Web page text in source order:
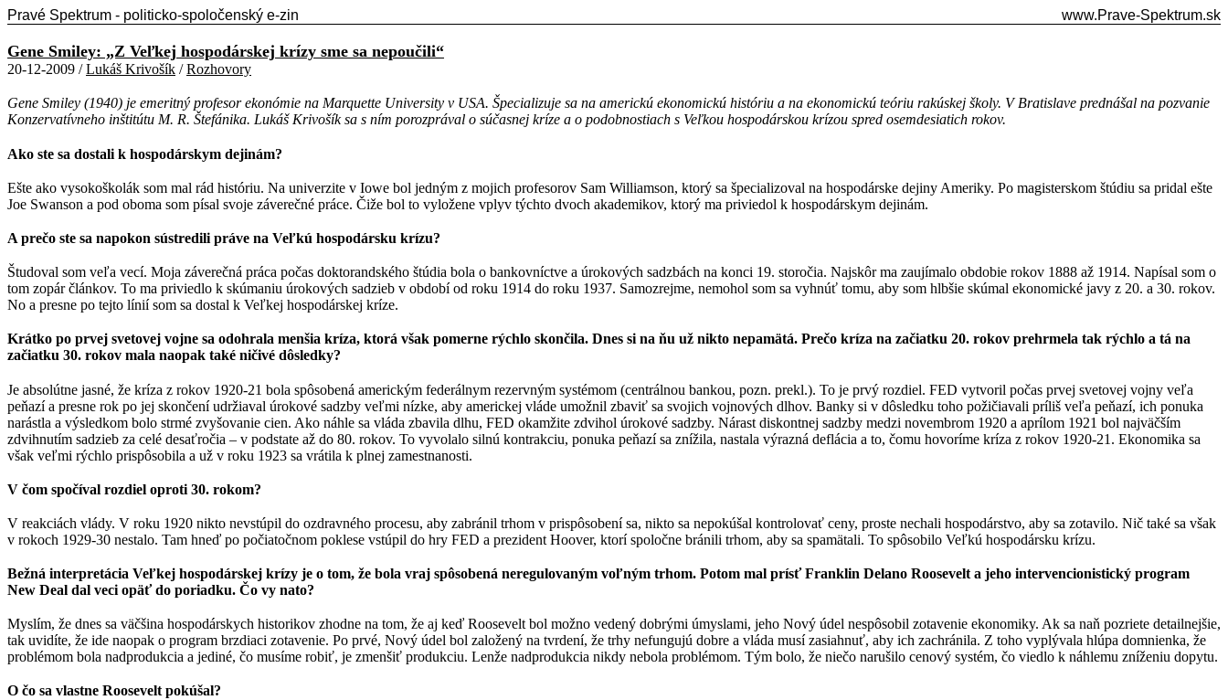
Pravé Spektrum - politicko-spoločenský e-zin www.Prave-Spektrum.sk
Gene Smiley: „Z Veľkej hospodárskej krízy sme sa nepoučili“
20-12-2009 /Lukáš Krivošík /Rozhovory
Gene Smiley (1940) je emeritný profesor ekonómie na Marquette University v USA. Špecializuje sa na americkú ekonomickú históriu a na ekonomickú teóriu rakúskej školy. V Bratislave prednášal na pozvanie
Konzervatívneho inštitútu M. R. Štefánika. Lukáš Krivošík sa s ním porozprával o súčasnej kríze a o podobnostiach s Veľkou hospodárskou krízou spred osemdesiatich rokov.
Ako ste sa dostali k hospodárskym dejinám?
Ešte ako vysokoškolák som mal rád históriu. Na univerzite v Iowe bol jedným z mojich profesorov Sam Williamson, ktorý sa špecializoval na hospodárske dejiny Ameriky. Po magisterskom štúdiu sa pridal ešte
Joe Swanson a pod oboma som písal svoje záverečné práce. Čiže bol to vyložene vplyv týchto dvoch akademikov, ktorý ma priviedol k hospodárskym dejinám.
A prečo ste sa napokon sústredili práve na Veľkú hospodársku krízu?
Študoval som veľa vecí. Moja záverečná práca počas doktorandského štúdia bola o bankovníctve a úrokových sadzbách na konci 19. storočia. Najskôr ma zaujímalo obdobie rokov 1888 až 1914. Napísal som o
tom zopár článkov. To ma priviedlo k skúmaniu úrokových sadzieb v období od roku 1914 do roku 1937. Samozrejme, nemohol som sa vyhnúť tomu, aby som hlbšie skúmal ekonomické javy z 20. a 30. rokov.
No a presne po tejto línií som sa dostal k Veľkej hospodárskej kríze.
Krátko po prvej svetovej vojne sa odohrala menšia kríza, ktorá však pomerne rýchlo skončila. Dnes si na ňu už nikto nepamätá. Prečo kríza na začiatku 20. rokov prehrmela tak rýchlo a tá na
začiatku 30. rokov mala naopak také ničivé dôsledky?
Je absolútne jasné, že kríza z rokov 1920-21 bola spôsobená americkým federálnym rezervným systémom (centrálnou bankou, pozn. prekl.). To je prvý rozdiel. FED vytvoril počas prvej svetovej vojny veľa
peňazí a presne rok po jej skončení udržiaval úrokové sadzby veľmi nízke, aby americkej vláde umožnil zbaviť sa svojich vojnových dlhov. Banky si v dôsledku toho požičiavali príliš veľa peňazí, ich ponuka
narástla a výsledkom bolo strmé zvyšovanie cien. Ako náhle sa vláda zbavila dlhu, FED okamžite zdvihol úrokové sadzby. Nárast diskontnej sadzby medzi novembrom 1920 a aprílom 1921 bol najväčším
zdvihnutím sadzieb za celé desaťročia – v podstate až do 80. rokov. To vyvolalo silnú kontrakciu, ponuka peňazí sa znížila, nastala výrazná deflácia a to, čomu hovoríme kríza z rokov 1920-21. Ekonomika sa
však veľmi rýchlo prispôsobila a už v roku 1923 sa vrátila k plnej zamestnanosti.
V čom spočíval rozdiel oproti 30. rokom?
V reakciách vlády. V roku 1920 nikto nevstúpil do ozdravného procesu, aby zabránil trhom v prispôsobení sa, nikto sa nepokúšal kontrolovať ceny, proste nechali hospodárstvo, aby sa zotavilo. Nič také sa však
v rokoch 1929-30 nestalo. Tam hneď po počiatočnom poklese vstúpil do hry FED a prezident Hoover, ktorí spoločne bránili trhom, aby sa spamätali. To spôsobilo Veľkú hospodársku krízu.
Bežná interpretácia Veľkej hospodárskej krízy je o tom, že bola vraj spôsobená neregulovaným voľným trhom. Potom mal prísť Franklin Delano Roosevelt a jeho intervencionistický program
New Deal dal veci opäť do poriadku. Čo vy nato?
Myslím, že dnes sa väčšina hospodárskych historikov zhodne na tom, že aj keď Roosevelt bol možno vedený dobrými úmyslami, jeho Nový údel nespôsobil zotavenie ekonomiky. Ak sa naň pozriete detailnejšie,
tak uvidíte, že ide naopak o program brzdiaci zotavenie. Po prvé, Nový údel bol založený na tvrdení, že trhy nefungujú dobre a vláda musí zasiahnuť, aby ich zachránila. Z toho vyplývala hlúpa domnienka, že
problémom bola nadprodukcia a jediné, čo musíme robiť, je zmenšiť produkciu. Lenže nadprodukcia nikdy nebola problémom. Tým bolo, že niečo narušilo cenový systém, čo viedlo k náhlemu zníženiu dopytu.
O čo sa vlastne Roosevelt pokúšal?